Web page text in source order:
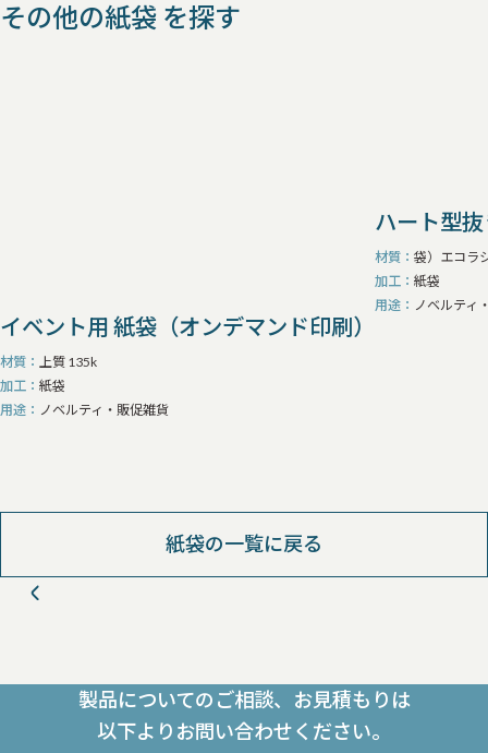
その他の紙袋 を探す
イベント用 紙袋（オンデマンド印刷）
材質
上質 135k
加工
紙袋
用途
ノベルティ・販促雑貨
ハート型
材質
袋）エコラ
加工
紙袋
用途
ノベルティ
紙袋の一覧に戻る
製品についてのご相談、お見積もりは
以下よりお問い合わせください。